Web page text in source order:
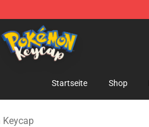
Best Store of Pokemon Keycaps
Startseite Shop
Keycap